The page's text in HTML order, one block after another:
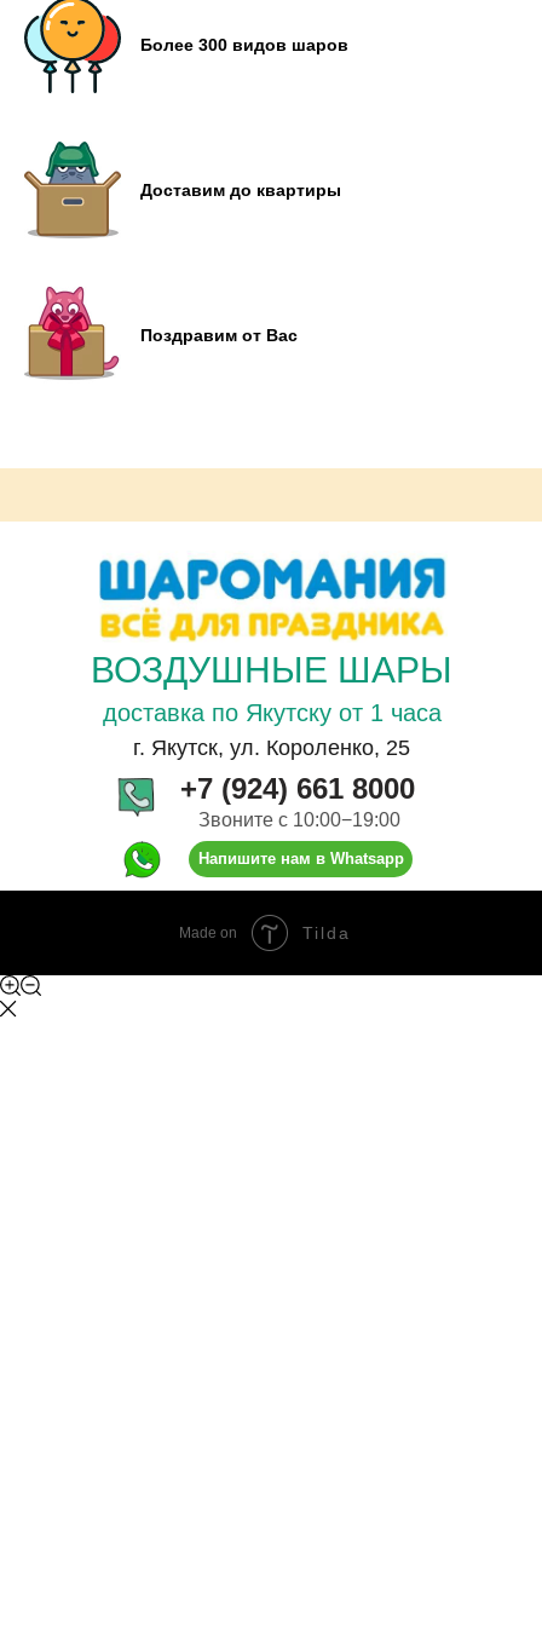
Более 300 видов шаров
Доставим до квартиры
Поздравим от Вас
ВОЗДУШНЫЕ ШАРЫ
доставка по Якутску от 1 часа
г. Якутск, ул. Короленко, 25
+7 (924) 661 8000
Напишите нам в Whatsapp
Звоните с 10:00−19:00
Made on Tilda